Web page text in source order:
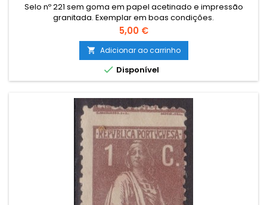
Selo nº 221 sem goma em papel acetinado e impressão
granitada. Exemplar em boas condições.
Preço
5,00 €
 Adicionar ao carrinho
 Disponível